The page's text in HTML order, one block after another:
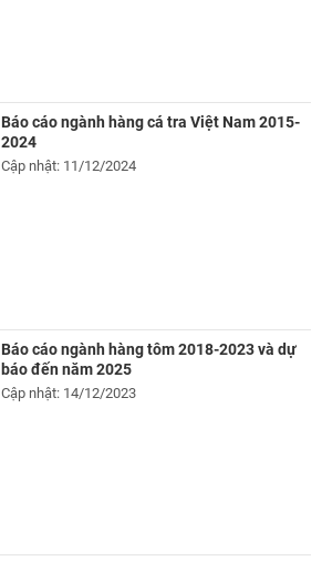
Báo cáo ngành hàng cá tra Việt Nam 2015-
2024
Cập nhật: 11/12/2024
Báo cáo ngành hàng tôm 2018-2023 và dự
báo đến năm 2025
Cập nhật: 14/12/2023